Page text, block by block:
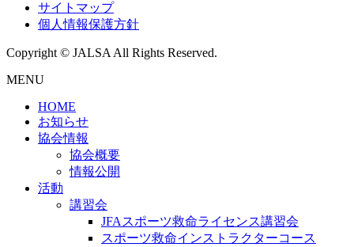
サイトマップ
個人情報保護方針
Copyright © JALSA All Rights Reserved.
MENU
HOME
お知らせ
協会情報
協会概要
情報公開
活動
講習会
JFAスポーツ救命ライセンス講習会
スポーツ救命インストラクターコース